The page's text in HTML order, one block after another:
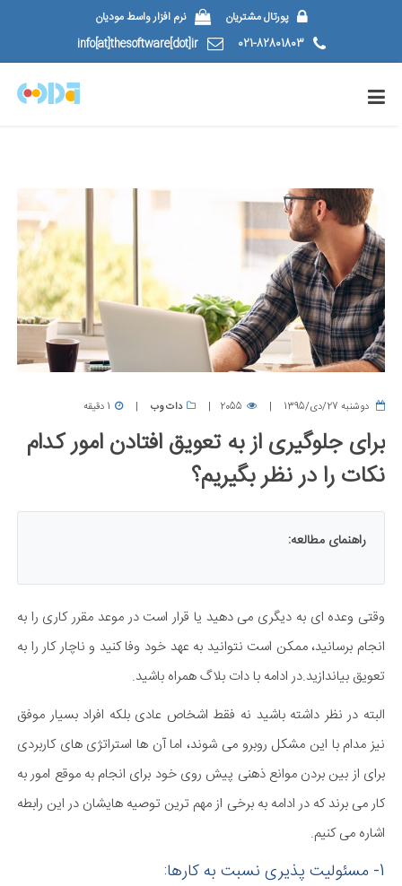
پورتال مشتریان
نرم افزار واسط مودیان
021-82801803
info[at]thesoftware[dot]ir
دوشنبه 27/دی/1395 2055 دات وب 1 دقیقه
برای جلوگیری از به تعویق افتادن امور کدام
نکات را در نظر بگیریم؟
راهنمای مطالعه:
وقتی وعده ای به دیگری می دهید یا قرار است در موعد مقرر کاری را به
انجام برسانید، ممکن است نتوانید به عهد خود وفا کنید و ناچار کار را به
تعویق بیاندازید.در ادامه با دات بلاگ همراه باشید.
البته در نظر داشته باشید نه فقط اشخاص عادی بلکه افراد بسیار موفق
نیز مدام با این مشکل روبرو می شوند، اما آن ها استراتژی های کاربردی
برای از بین بردن موانع ذهنی پیش روی خود برای انجام به موقع امور به
کار می برند که در ادامه به برخی از مهم ترین توصیه هایشان در این رابطه
اشاره می کنیم.
1- مسئولیت پذیری نسبت به کارها: